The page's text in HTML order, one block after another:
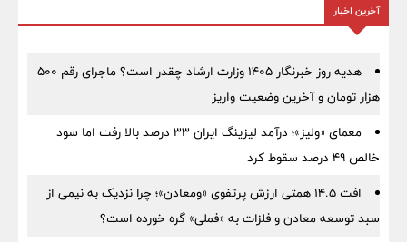
آخرین اخبار
هدیه روز خبرنگار ۱۴۰۵ وزارت ارشاد چقدر است؟ ماجرای رقم ۵۰۰
هزار تومان و آخرین وضعیت واریز
معمای «ولیز»؛ درآمد لیزینگ ایران ۳۳ درصد بالا رفت اما سود
خالص ۴۹ درصد سقوط کرد
افت ۱۴.۵ همتی ارزش پرتفوی «ومعادن»؛ چرا نزدیک به نیمی از
سبد توسعه معادن و فلزات به «فملی» گره خورده است؟